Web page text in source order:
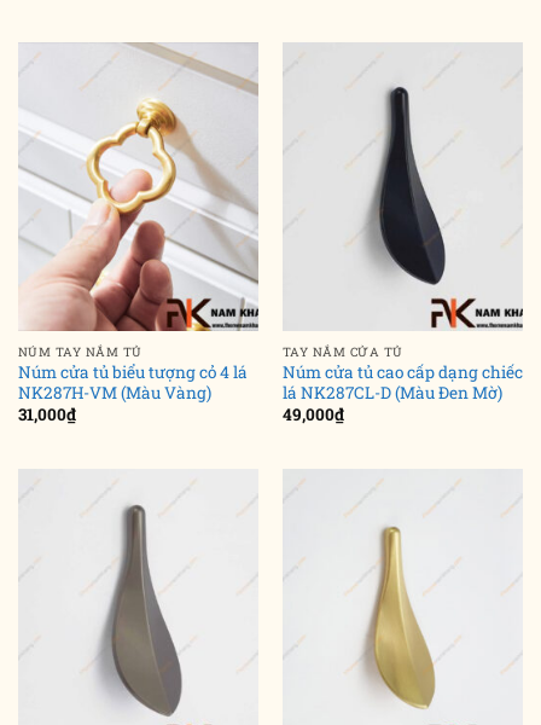
NÚM TAY NẮM TỦ
Núm cửa tủ biểu tượng cỏ 4 lá
NK287H-VM (Màu Vàng)
31,000₫
TAY NẮM CỬA TỦ
Núm cửa tủ cao cấp dạng chiếc
lá NK287CL-D (Màu Đen Mờ)
49,000₫